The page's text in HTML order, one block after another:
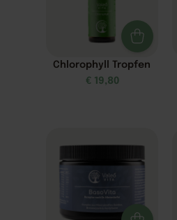
Chlorophyll Tropfen
€ 19,80